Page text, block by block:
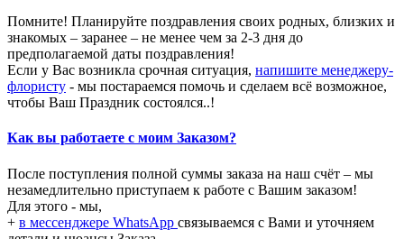
Помните! Планируйте поздравления своих родных, близких и
знакомых – заранее – не менее чем за 2-3 дня до
предполагаемой даты поздравления!
Если у Вас возникла срочная ситуация, напишите менеджеру-
флористу - мы постараемся помочь и сделаем всё возможное,
чтобы Ваш Праздник состоялся..!
Как вы работаете с моим Заказом?
После поступления полной суммы заказа на наш счёт – мы
незамедлительно приступаем к работе с Вашим заказом!
Для этого - мы,
+ в мессенджере WhatsApp связываемся с Вами и уточняем